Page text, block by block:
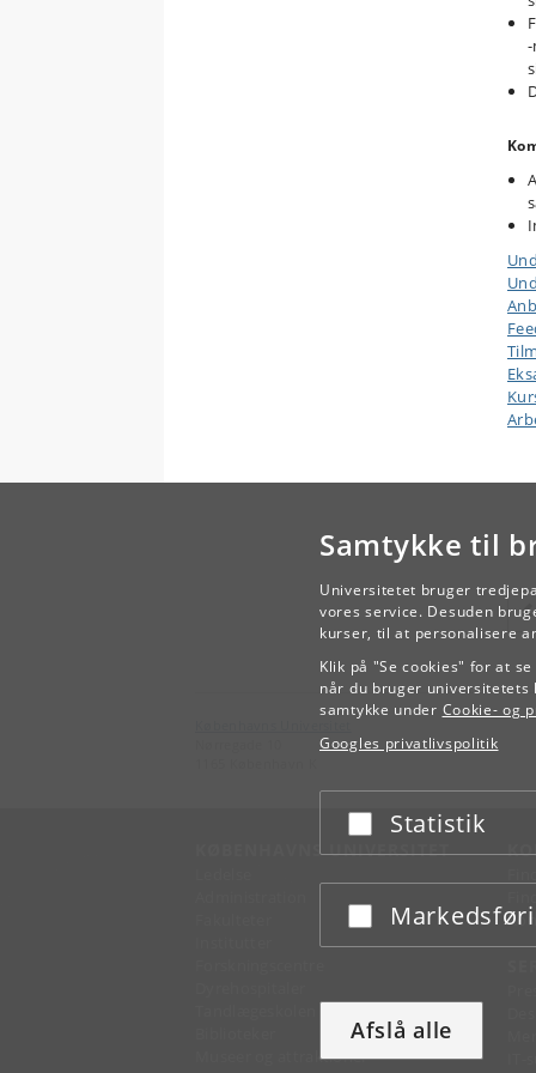
Samtykke til
Universitetet bruger
vores service. Desuden
kurser, til at personalisere
Klik på "Se cookies" for at
når du bruger universitetets
samtykke under Cookie- og
Googles privatlivspolitik
Acceptér eller afslå
Statistik
Acceptér eller afslå
Afslå alle
KØBENHAVNS UNIVERSITET
Museer og attraktioner